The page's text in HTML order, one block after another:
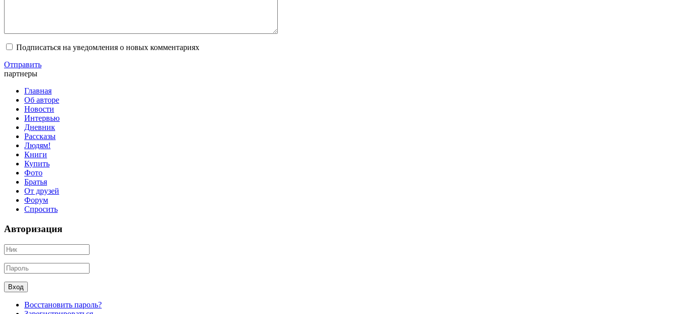
Подписаться на уведомления о новых комментариях
Отправить
партнеры
Главная
Об авторе
Новости
Интервью
Дневник
Рассказы
Людям!
Книги
Купить
Фото
Братья
От друзей
Форум
Спросить
Авторизация
Восстановить пароль?